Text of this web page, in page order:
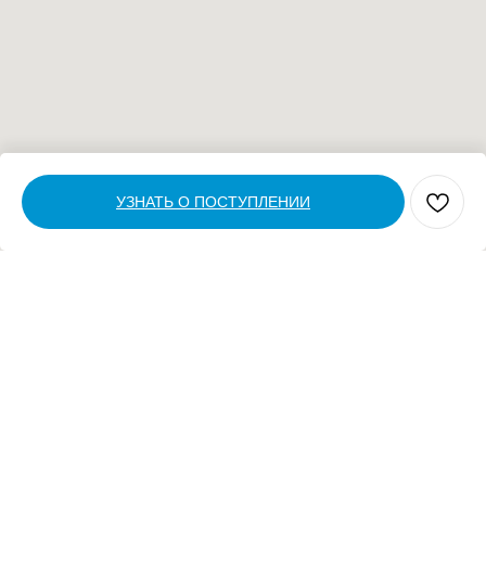
УЗНАТЬ О ПОСТУПЛЕНИИ